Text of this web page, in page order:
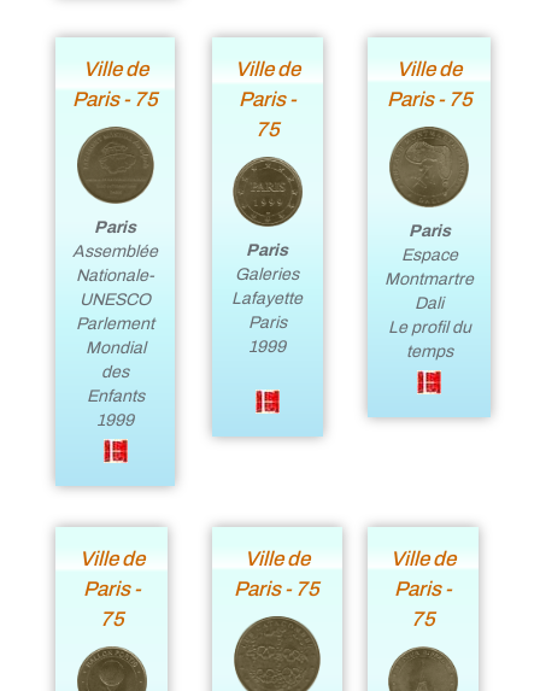
Ville de
Paris - 75
Paris
Assemblée
Nationale-
UNESCO
Parlement
Mondial
des
Enfants
1999
Ville de
Paris -
75
Paris
Galeries
Lafayette
Paris
1999
Ville de
Paris - 75
Paris
Espace
Montmartre
Dali
Le profil du
temps
Ville de
Paris -
75
Ville de
Paris - 75
Ville de
Paris -
75